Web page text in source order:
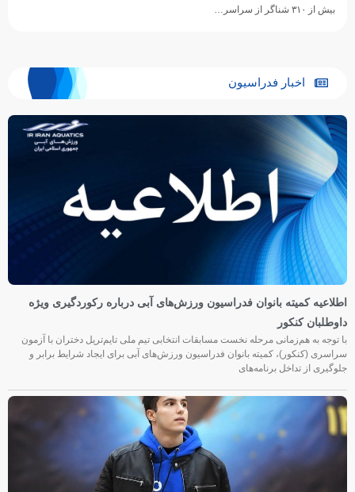
بیش از ۳۱۰ شناگر از سراسر…
اخبار فدراسیون
اطلاعیه کمیته بانوان فدراسیون ورزش‌های آبی درباره رکوردگیری ویژه
داوطلبان کنکور
با توجه به هم‌زمانی مرحله نخست مسابقات انتخابی تیم ملی تایم‌تریل دختران با آزمون
سراسری (کنکور)، کمیته بانوان فدراسیون ورزش‌های آبی برای ایجاد شرایط برابر و
جلوگیری از تداخل برنامه‌های